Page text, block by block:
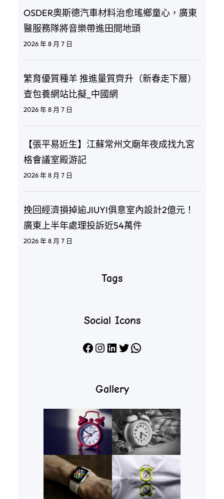
OSDER奧斯德汽車材料治愈瑤鄉童心，廣東
醫服務隊將音樂帶進田間地頭
2026 年 8 月 7 日
繁育優質種羊 推進量質齊升（新春走下層）
查包養網站比擬_中國網
2026 年 8 月 7 日
【張平易近生】江蘇常州文廟年夜成找九宮
格會議室殿游記
2026 年 8 月 7 日
挽回經濟損掉逾JIUYI俱意室內設計2億元！
廣東上半年處理投訴近54萬件
2026 年 8 月 7 日
Tags
Social Icons
Facebook Instagram LinkedIn X WhatsApp
Gallery